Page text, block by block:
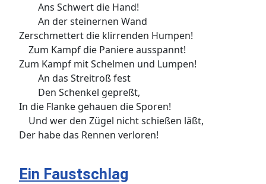
Ans Schwert die Hand!
An der steinernen Wand
Zerschmettert die klirrenden Humpen!
Zum Kampf die Paniere ausspannt!
Zum Kampf mit Schelmen und Lumpen!
An das Streitroß fest
Den Schenkel gepreßt,
In die Flanke gehauen die Sporen!
Und wer den Zügel nicht schießen läßt,
Der habe das Rennen verloren!
Ein Faustschlag